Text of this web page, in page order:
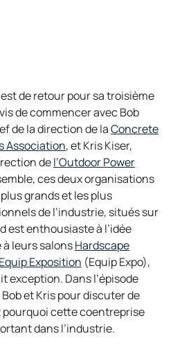
de retour pour sa troisième
de commencer avec Bob
de la direction de laConcrete
Associationo
p
e
n
s
i
n
a
n
e
w
t
, et Kris Kiser,
del’Outdoor Power
ces deux organisations
grands et les plus
de l’industrie, situés sur
est enthousiaste à l’idée
à leurs salonsHardscape
Equip Exposition o
p
e
n
s
(Equip Expo),
exception. Dans l’épisode
et Kris pour discuter de
pourquoi cette coentreprise
dans l’industrie.